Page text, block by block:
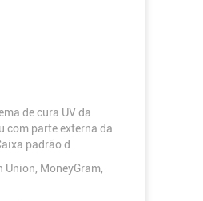
de cura UV da
com parte externa da
padrão d
Union, MoneyGram,